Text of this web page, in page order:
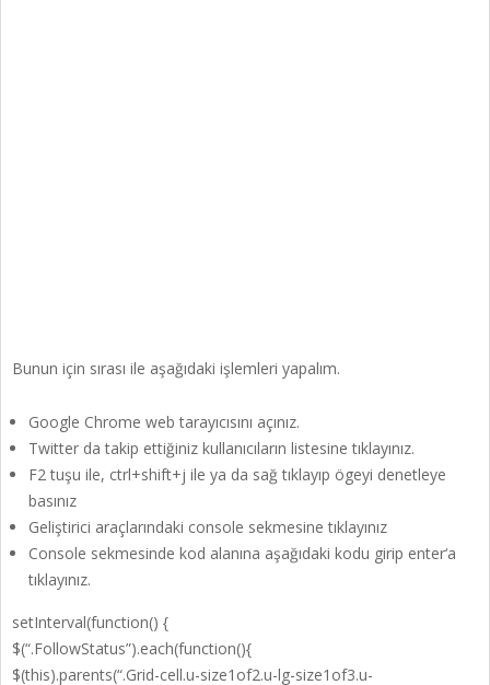
Bunun için sırası ile aşağıdaki işlemleri yapalım.
Google Chrome web tarayıcısını açınız.
Twitter da takip ettiğiniz kullanıcıların listesine tıklayınız.
F2 tuşu ile, ctrl+shift+j ile ya da sağ tıklayıp ögeyi denetleye
basınız
Geliştirici araçlarındaki console sekmesine tıklayınız
Console sekmesinde kod alanına aşağıdaki kodu girip enter‘a
tıklayınız.
setInterval(function() {
$(“.FollowStatus”).each(function(){
$(this).parents(“.Grid-cell.u-size1of2.u-lg-size1of3.u-